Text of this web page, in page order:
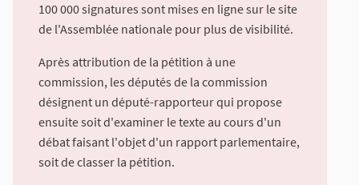
100 000 signatures sont mises en ligne sur le site
de l'Assemblée nationale pour plus de visibilité.
Après attribution de la pétition à une
commission, les députés de la commission
désignent un député-rapporteur qui propose
ensuite soit d'examiner le texte au cours d'un
débat faisant l'objet d'un rapport parlementaire,
soit de classer la pétition.